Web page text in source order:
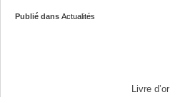
Publié dans Actualités
Livre d’or